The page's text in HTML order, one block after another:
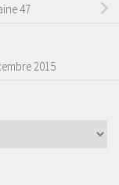
47
2015